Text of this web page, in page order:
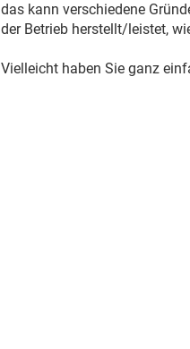
das kann verschiedene
der Betrieb herstellt/leistet,
Vielleicht haben Sie ganz